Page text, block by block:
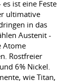
ist eine Feste
ultimative
in das
Austenit -
Atome
Rostfreier
6% Nickel.
wie Titan,